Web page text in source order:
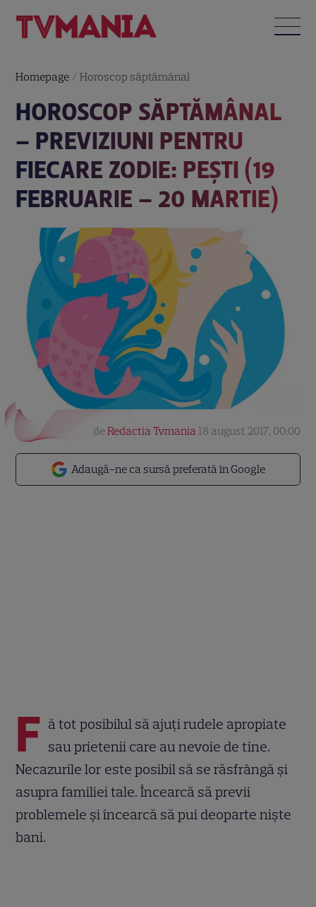
Homepage /Horoscop săptămânal
HOROSCOP SĂPTĂMÂNAL
– PREVIZIUNI PENTRU
FIECARE ZODIE: PEȘTI (19
FEBRUARIE – 20 MARTIE)
Adaugă-ne ca sursă preferată în Google
deRedactia Tvmania 18 august 2017, 00:00
F ă tot posibilul să ajuţi rudele apropiate
sau prietenii care au nevoie de tine.
Necazurile lor este posibil să se răsfrângă şi
asupra familiei tale. Încearcă să previi
problemele și încearcă să pui deoparte niște
bani.